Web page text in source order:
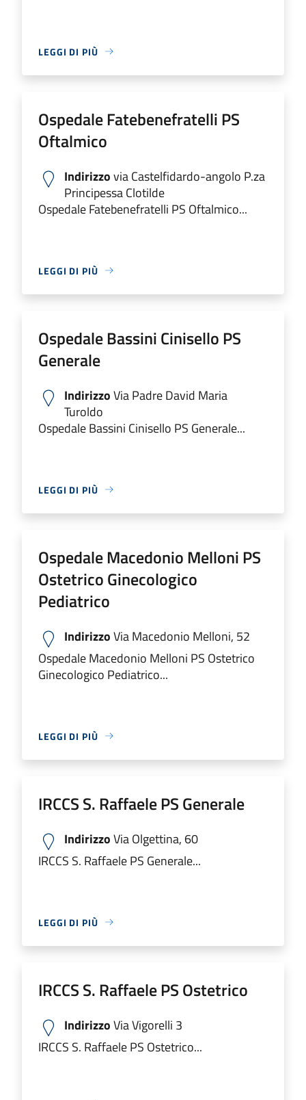
LEGGI DI PIÙ
Ospedale Fatebenefratelli PS
Oftalmico
Indirizzovia Castelfidardo-angolo P.za
Principessa Clotilde
Ospedale Fatebenefratelli PS Oftalmico...
LEGGI DI PIÙ
Ospedale Bassini Cinisello PS
Generale
IndirizzoVia Padre David Maria
Turoldo
Ospedale Bassini Cinisello PS Generale...
LEGGI DI PIÙ
Ospedale Macedonio Melloni PS
Ostetrico Ginecologico
Pediatrico
IndirizzoVia Macedonio Melloni, 52
Ospedale Macedonio Melloni PS Ostetrico
Ginecologico Pediatrico...
LEGGI DI PIÙ
IRCCS S. Raffaele PS Generale
IndirizzoVia Olgettina, 60
IRCCS S. Raffaele PS Generale...
LEGGI DI PIÙ
IRCCS S. Raffaele PS Ostetrico
IndirizzoVia Vigorelli 3
IRCCS S. Raffaele PS Ostetrico...